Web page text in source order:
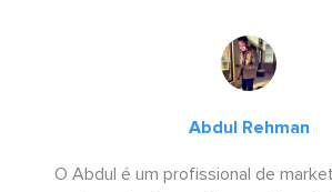
Abdul Rehman
O Abdul é um profissional de